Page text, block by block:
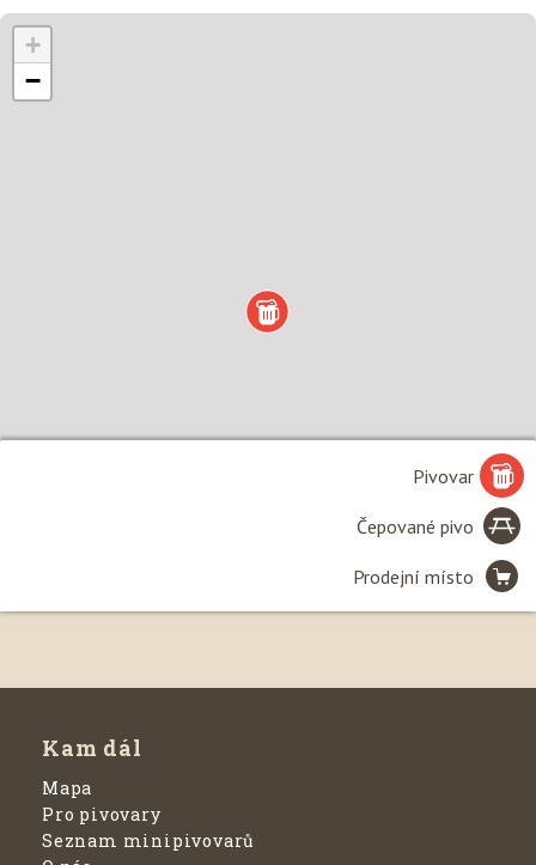
+
−
Pivovar
Čepované pivo
Prodejní místo
Kam dál
Mapa
Pro pivovary
Seznam minipivovarů